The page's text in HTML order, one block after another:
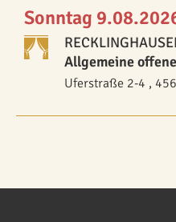
Sonntag
Allgemeine
Uferstraße 2-4 ,